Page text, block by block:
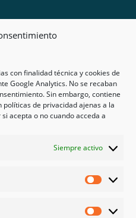
con finalidad técnica y cookies de
Google Analytics. No se recaban
Sin embargo, contiene
de privacidad ajenas a la
acepta o no cuando acceda a
Siempre activo